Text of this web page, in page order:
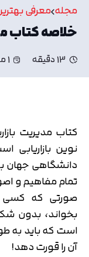
مجله معرفی
خلاصه کتاب
13 دقیقه 1 مرداد, 22:17
کتاب مدیریت
نوین
دانشگاهی جهان
تمام مفاهیم و
صورتی که کسی
بخواند، بدون
است که باید به
آن را قورت دهد!